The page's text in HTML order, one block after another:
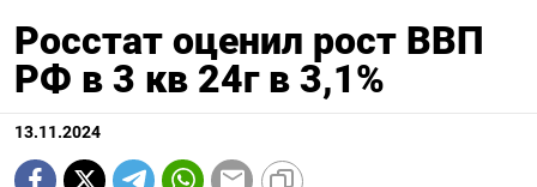
Росстат оценил рост ВВП
РФ в 3 кв 24г в 3,1%
13.11.2024